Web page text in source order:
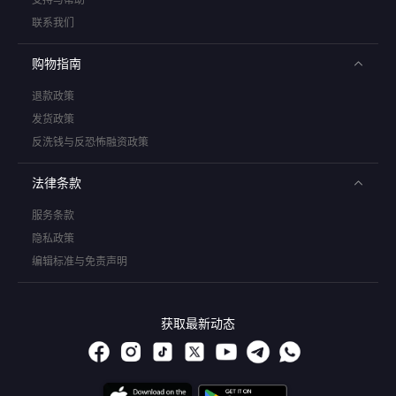
联系我们
购物指南
退款政策
发货政策
反洗钱与反恐怖融资政策
法律条款
服务条款
隐私政策
编辑标准与免责声明
获取最新动态